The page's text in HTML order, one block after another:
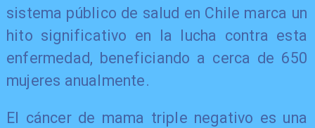
sistema público de salud en Chile marca un
hito significativo en la lucha contra esta
enfermedad, beneficiando a cerca de 650
mujeres anualmente.
El cáncer de mama triple negativo es una